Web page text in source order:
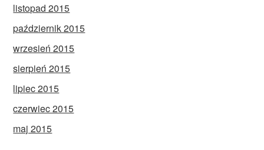
listopad 2015
październik 2015
wrzesień 2015
sierpień 2015
lipiec 2015
czerwiec 2015
maj 2015